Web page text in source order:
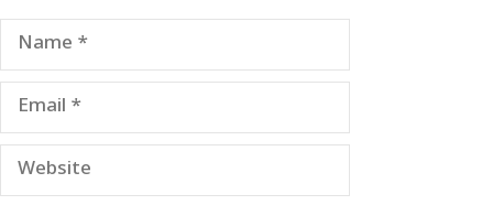
Name
Email
Website